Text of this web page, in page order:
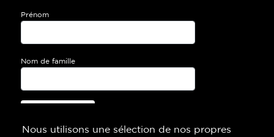
Nous utilisons une sélection de nos propres
Prénom
Nom de famille